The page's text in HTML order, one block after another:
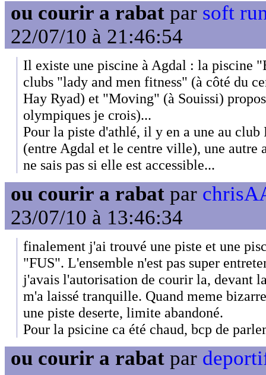
ou courir a rabat par soft
22/07/10 à 21:46:54
Il existe une piscine à Agdal : la piscine
clubs "lady and men fitness" (à côté du
Hay Ryad) et "Moving" (à Souissi)
olympiques je crois)...
Pour la piste d'athlé, il y en a une au
(entre Agdal et le centre ville), une autre
ne sais pas si elle est accessible...
ou courir a rabat par
23/07/10 à 13:46:34
finalement j'ai trouvé une piste et une
"FUS". L'ensemble n'est pas super
j'avais l'autorisation de courir la, devant
m'a laissé tranquille. Quand meme
une piste deserte, limite abandoné.
Pour la psicine ca été chaud, bcp de
ou courir a rabat par